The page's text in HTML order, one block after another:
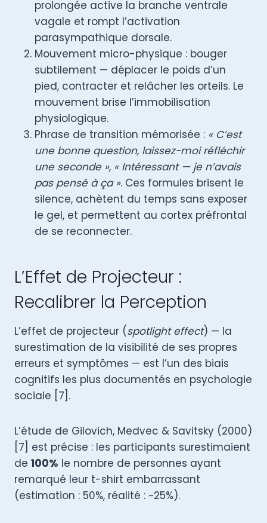
prolongée active la branche ventrale
vagale et rompt l’activation
parasympathique dorsale.
Mouvement micro-physique : bouger
subtilement — déplacer le poids d’un
pied, contracter et relâcher les orteils. Le
mouvement brise l’immobilisation
physiologique.
Phrase de transition mémorisée : « C’est
une bonne question, laissez-moi réfléchir
une seconde », « Intéressant — je n’avais
pas pensé à ça ». Ces formules brisent le
silence, achètent du temps sans exposer
le gel, et permettent au cortex préfrontal
de se reconnecter.
L’Effet de Projecteur :
Recalibrer la Perception
L’effet de projecteur (spotlight effect) — la
surestimation de la visibilité de ses propres
erreurs et symptômes — est l’un des biais
cognitifs les plus documentés en psychologie
sociale [7].
L’étude de Gilovich, Medvec & Savitsky (2000)
[7] est précise : les participants surestimaient
de 100% le nombre de personnes ayant
remarqué leur t-shirt embarrassant
(estimation : 50%, réalité : ~25%).